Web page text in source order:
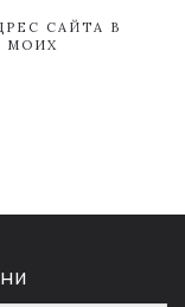
САЙТА В
МОИХ